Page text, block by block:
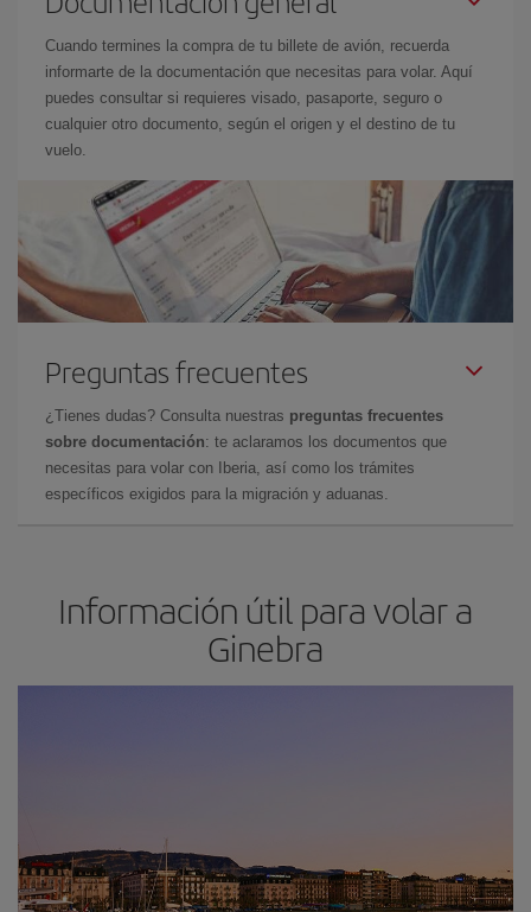
Cuando termines la compra de tu billete de avión, recuerda
informarte de la documentación que necesitas para volar. Aquí
puedes consultar si requieres visado, pasaporte, seguro o
cualquier otro documento, según el origen y el destino de tu
vuelo.
Preguntas frecuentes
¿Tienes dudas? Consulta nuestras preguntas frecuentes
sobre documentación: te aclaramos los documentos que
necesitas para volar con Iberia, así como los trámites
específicos exigidos para la migración y aduanas.
Información útil para volar a
Ginebra